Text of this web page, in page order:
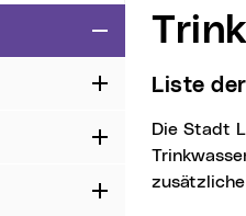
Zuklappen
Aufklappen
Aufklappen
Aufklappen
Liste
Die Stadt Linz stellt den Bürger*innen Trinkbrunnen und Zierbrunnen mit